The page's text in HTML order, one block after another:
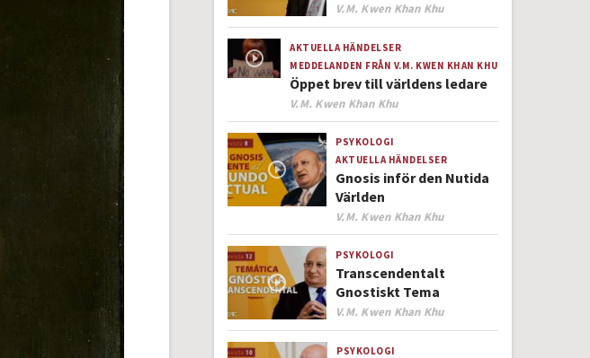
Author
V.M. Kwen Khan Khu
AKTUELLA HÄNDELSER
MEDDELANDEN FRÅN V.M. KWEN KHAN KHU
Öppet brev till världens ledare
Author
V.M. Kwen Khan Khu
PSYKOLOGI
AKTUELLA HÄNDELSER
Gnosis inför den Nutida
Världen
Author
V.M. Kwen Khan Khu
PSYKOLOGI
Transcendentalt
Gnostiskt Tema
Author
V.M. Kwen Khan Khu
PSYKOLOGI